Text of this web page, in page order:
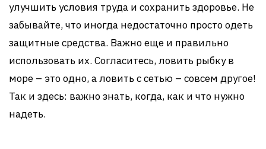
улучшить условия труда и сохранить здоровье. Не
забывайте, что иногда недостаточно просто одеть
защитные средства. Важно еще и правильно
использовать их. Согласитесь, ловить рыбку в
море – это одно, а ловить с сетью – совсем другое!
Так и здесь: важно знать, когда, как и что нужно
надеть.